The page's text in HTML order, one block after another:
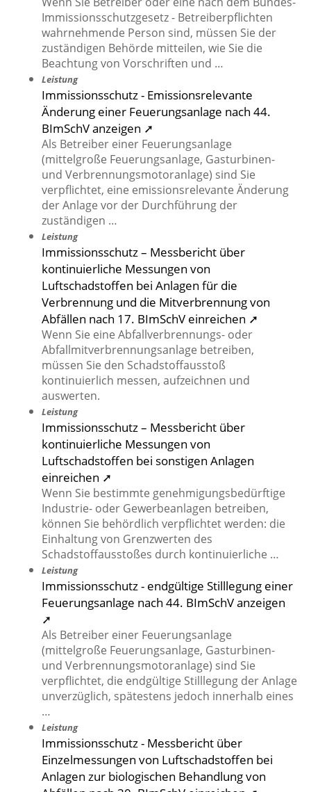
Immissionsschutzgesetz - Betreiberpflichten
wahrnehmende Person sind, müssen Sie der
zuständigen Behörde mitteilen, wie Sie die
Beachtung von Vorschriften und …
Leistung
Immissionsschutz - Emissionsrelevante
Änderung einer Feuerungsanlage nach 44.
BImSchV anzeigen ➚
Als Betreiber einer Feuerungsanlage
(mittelgroße Feuerungsanlage, Gasturbinen-
und Verbrennungsmotoranlage) sind Sie
verpflichtet, eine emissionsrelevante Änderung
der Anlage vor der Durchführung der
zuständigen …
Leistung
Immissionsschutz – Messbericht über
kontinuierliche Messungen von
Luftschadstoffen bei Anlagen für die
Verbrennung und die Mitverbrennung von
Abfällen nach 17. BImSchV einreichen ➚
Wenn Sie eine Abfallverbrennungs- oder
Abfallmitverbrennungsanlage betreiben,
müssen Sie den Schadstoffausstoß
kontinuierlich messen, aufzeichnen und
auswerten.
Leistung
Immissionsschutz – Messbericht über
kontinuierliche Messungen von
Luftschadstoffen bei sonstigen Anlagen
einreichen ➚
Wenn Sie bestimmte genehmigungsbedürftige
Industrie- oder Gewerbeanlagen betreiben,
können Sie behördlich verpflichtet werden: die
Einhaltung von Grenzwerten des
Schadstoffausstoßes durch kontinuierliche …
Leistung
Immissionsschutz - endgültige Stilllegung einer
Feuerungsanlage nach 44. BImSchV anzeigen
➚
Als Betreiber einer Feuerungsanlage
(mittelgroße Feuerungsanlage, Gasturbinen-
und Verbrennungsmotoranlage) sind Sie
verpflichtet, die endgültige Stilllegung der Anlage
unverzüglich, spätestens jedoch innerhalb eines
…
Leistung
Immissionsschutz - Messbericht über
Einzelmessungen von Luftschadstoffen bei
Anlagen zur biologischen Behandlung von